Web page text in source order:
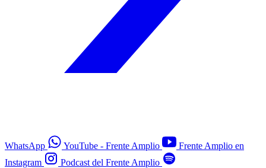
WhatsApp YouTube - Frente Amplio
Frente Amplio en
Instagram
Podcast del Frente Amplio